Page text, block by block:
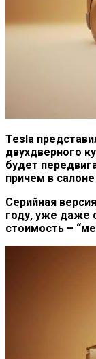
Tesla
двухдверного
будет
причем в
Серийная
году, уже даже
стоимость –